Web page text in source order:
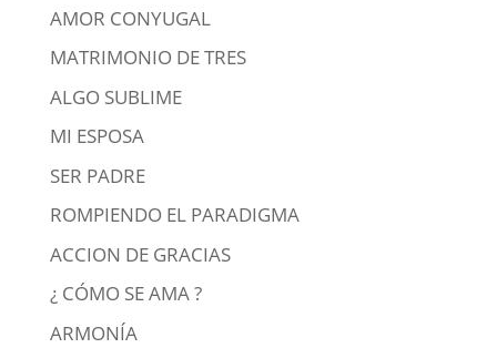
AMOR CONYUGAL
MATRIMONIO DE TRES
ALGO SUBLIME
MI ESPOSA
SER PADRE
ROMPIENDO EL PARADIGMA
ACCION DE GRACIAS
¿ CÓMO SE AMA ?
ARMONÍA